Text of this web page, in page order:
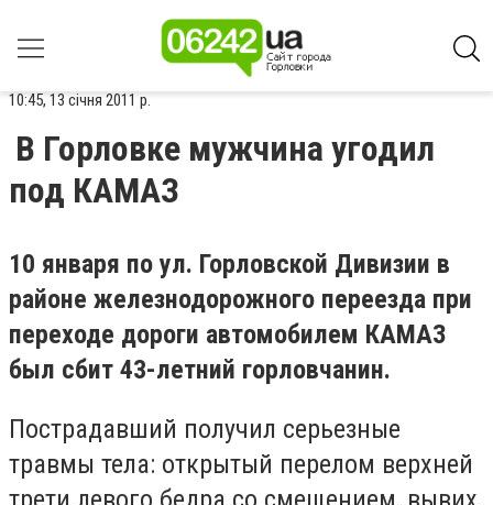
10:45, 13 січня 2011 р.
В Горловке мужчина угодил
под КАМАЗ
10 января по ул. Горловской Дивизии в
районе железнодорожного переезда при
переходе дороги автомобилем КАМАЗ
был сбит 43-летний горловчанин.
Пострадавший получил серьезные
травмы тела: открытый перелом верхней